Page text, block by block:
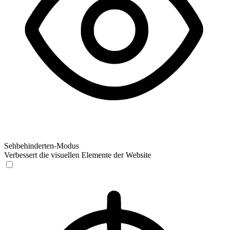
Sehbehinderten-Modus
Verbessert die visuellen Elemente der Website